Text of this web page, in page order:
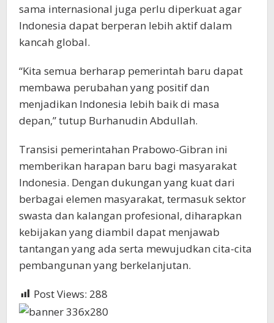
sama internasional juga perlu diperkuat agar
Indonesia dapat berperan lebih aktif dalam
kancah global.
“Kita semua berharap pemerintah baru dapat
membawa perubahan yang positif dan
menjadikan Indonesia lebih baik di masa
depan,” tutup Burhanudin Abdullah.
Transisi pemerintahan Prabowo-Gibran ini
memberikan harapan baru bagi masyarakat
Indonesia. Dengan dukungan yang kuat dari
berbagai elemen masyarakat, termasuk sektor
swasta dan kalangan profesional, diharapkan
kebijakan yang diambil dapat menjawab
tantangan yang ada serta mewujudkan cita-cita
pembangunan yang berkelanjutan.
Post Views: 288